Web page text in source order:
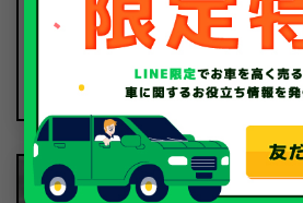
2025.01.31
東京で廃車買取！無料引き取り＆
徹底解説